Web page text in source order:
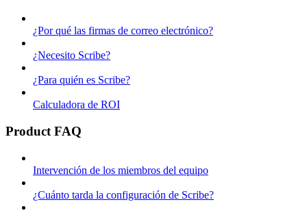
¿Por qué las firmas de correo electrónico?
¿Necesito Scribe?
¿Para quién es Scribe?
Calculadora de ROI
Product FAQ
Intervención de los miembros del equipo
¿Cuánto tarda la configuración de Scribe?